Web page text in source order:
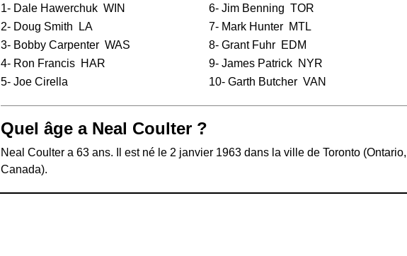
1- Dale Hawerchuk WIN
2- Doug Smith
LA
3- Bobby Carpenter WAS
4- Ron Francis HAR
5- Joe Cirella
6-Jim Benning TOR
7- Mark Hunter MTL
8-Grant Fuhr EDM
9-James Patrick NYR
10-Garth Butcher VAN
Quel âge a Neal Coulter ?
Neal Coulter a 63 ans. Il est né le 2 janvier 1963 dans la ville de Toronto (Ontario,
Canada).